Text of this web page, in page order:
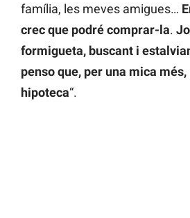
família, les meves amigues…
crec que podré comprar-la.
formigueta, buscant i
penso que, per una mica
hipoteca“.